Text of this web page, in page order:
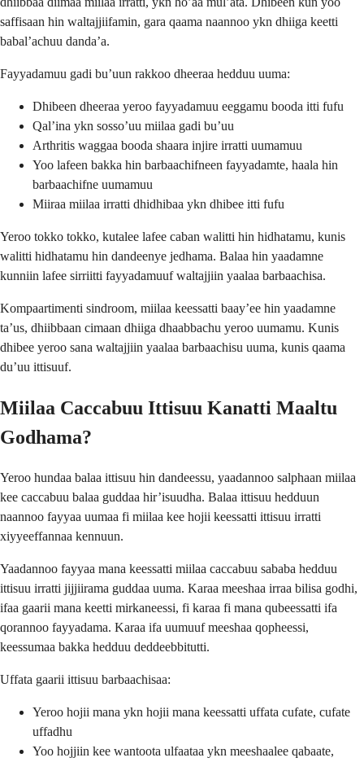
saffisaan hin waltajjiifamin, gara qaama naannoo ykn dhiiga keetti
babal’achuu danda’a.
Fayyadamuu gadi bu’uun rakkoo dheeraa hedduu uuma:
Dhibeen dheeraa yeroo fayyadamuu eeggamu booda itti fufu
Qal’ina ykn sosso’uu miilaa gadi bu’uu
Arthritis waggaa booda shaara injire irratti uumamuu
Yoo lafeen bakka hin barbaachifneen fayyadamte, haala hin
barbaachifne uumamuu
Miiraa miilaa irratti dhidhibaa ykn dhibee itti fufu
Yeroo tokko tokko, kutalee lafee caban walitti hin hidhatamu, kunis
walitti hidhatamu hin dandeenye jedhama. Balaa hin yaadamne
kunniin lafee sirriitti fayyadamuuf waltajjiin yaalaa barbaachisa.
Kompaartimenti sindroom, miilaa keessatti baay’ee hin yaadamne
ta’us, dhiibbaan cimaan dhiiga dhaabbachu yeroo uumamu. Kunis
dhibee yeroo sana waltajjiin yaalaa barbaachisu uuma, kunis qaama
du’uu ittisuuf.
Miilaa Caccabuu Ittisuu Kanatti Maaltu
Godhama?
Yeroo hundaa balaa ittisuu hin dandeessu, yaadannoo salphaan miilaa
kee caccabuu balaa guddaa hir’isuudha. Balaa ittisuu hedduun
naannoo fayyaa uumaa fi miilaa kee hojii keessatti ittisuu irratti
xiyyeeffannaa kennuun.
Yaadannoo fayyaa mana keessatti miilaa caccabuu sababa hedduu
ittisuu irratti jijjiirama guddaa uuma. Karaa meeshaa irraa bilisa godhi,
ifaa gaarii mana keetti mirkaneessi, fi karaa fi mana qubeessatti ifa
qorannoo fayyadama. Karaa ifa uumuuf meeshaa qopheessi,
keessumaa bakka hedduu deddeebbitutti.
Uffata gaarii ittisuu barbaachisaa:
Yeroo hojii mana ykn hojii mana keessatti uffata cufate, cufate
uffadhu
Yoo hojjiin kee wantoota ulfaataa ykn meeshaalee qabaate,